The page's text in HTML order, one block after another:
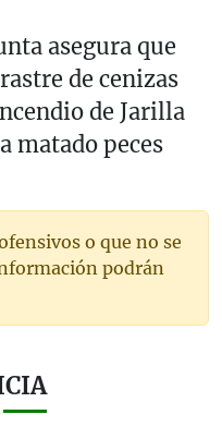
asegura que
de cenizas
de Jarilla
matado peces
o que no se
podrán